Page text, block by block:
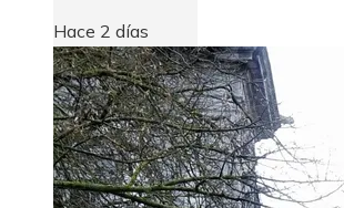
Hace 2 días